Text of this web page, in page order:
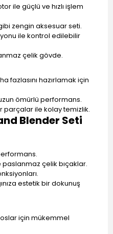
ile güçlü ve hızlı işlem
gibi zengin aksesuar seti.
ile kontrol edilebilir
çelik gövde.
fazlasını hazırlamak için
ömürlü performans.
parçalar ile kolay temizlik.
Blender Seti
çelik bıçaklar.
estetik bir dokunuş
için mükemmel